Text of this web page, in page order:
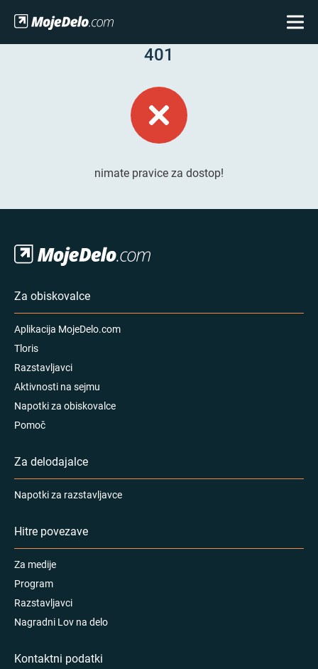
401
nimate pravice za dostop!
Za obiskovalce
Aplikacija MojeDelo.com
Tloris
Razstavljavci
Aktivnosti na sejmu
Napotki za obiskovalce
Pomoč
Za delodajalce
Napotki za razstavljavce
Hitre povezave
Za medije
Program
Razstavljavci
Nagradni Lov na delo
Kontaktni podatki